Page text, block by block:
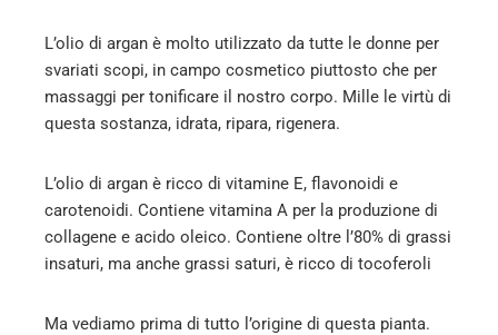
L’olio di argan è molto utilizzato da tutte le donne per
svariati scopi, in campo cosmetico piuttosto che per
massaggi per tonificare il nostro corpo. Mille le virtù di
questa sostanza, idrata, ripara, rigenera.
L’olio di argan è ricco di vitamine E, flavonoidi e
carotenoidi. Contiene vitamina A per la produzione di
collagene e acido oleico. Contiene oltre l’80% di grassi
insaturi, ma anche grassi saturi, è ricco di tocoferoli
Ma vediamo prima di tutto l’origine di questa pianta.